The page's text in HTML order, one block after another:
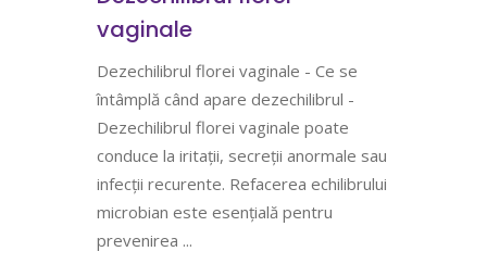
vaginale
Dezechilibrul florei vaginale - Ce se
întâmplă când apare dezechilibrul -
Dezechilibrul florei vaginale poate
conduce la iritații, secreții anormale sau
infecții recurente. Refacerea echilibrului
microbian este esențială pentru
prevenirea